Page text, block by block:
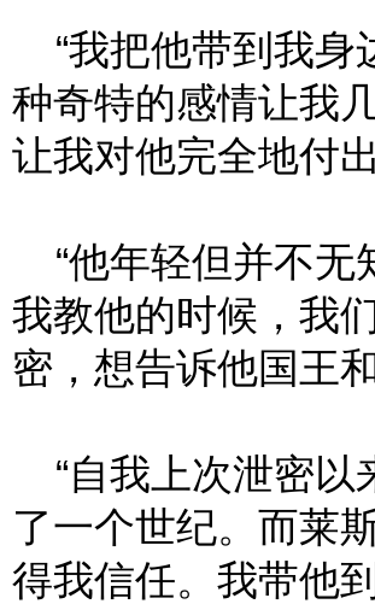
“我把他带到我身
种奇特的感情让我
让我对他完全地付
“他年轻但并不无
我教他的时候，我
密，想告诉他国王
“自我上次泄密以
了一个世纪。而莱
得我信任。我带他